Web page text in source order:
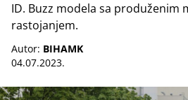
ID. Buzz modela sa produženim
rastojanjem.
Autor: BIHAMK
04.07.2023.